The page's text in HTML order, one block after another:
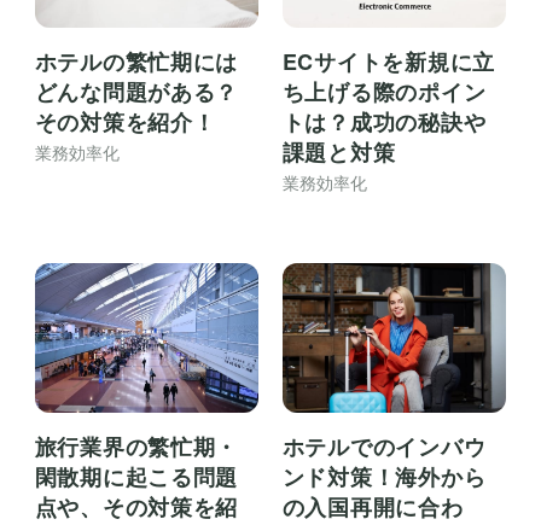
ホテルの繁忙期には
どんな問題がある？
その対策を紹介！
業務効率化
ECサイトを新規に立
ち上げる際のポイン
トは？成功の秘訣や
課題と対策
業務効率化
旅行業界の繁忙期・
閑散期に起こる問題
点や、その対策を紹
ホテルでのインバウ
ンド対策！海外から
の入国再開に合わ